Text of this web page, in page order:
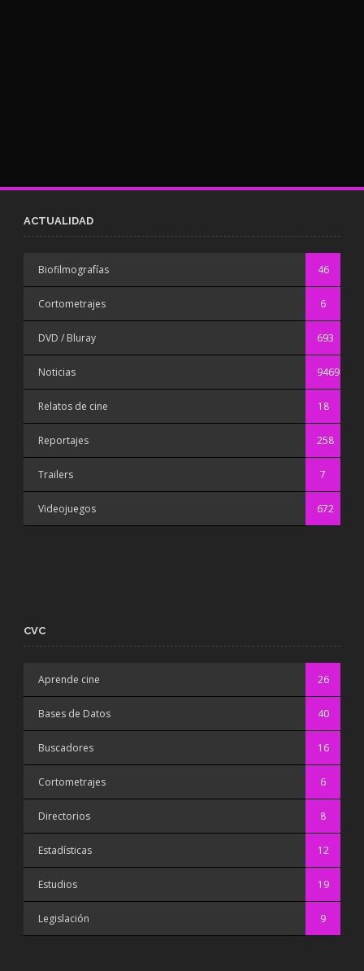
ACTUALIDAD
Biofilmografías 46
Cortometrajes 6
DVD / Bluray 693
Noticias 9469
Relatos de cine 18
Reportajes 258
Trailers 7
Videojuegos 672
CVC
Aprende cine 26
Bases de Datos 40
Buscadores 16
Cortometrajes 6
Directorios 8
Estadísticas 12
Estudios 19
Legislación 9